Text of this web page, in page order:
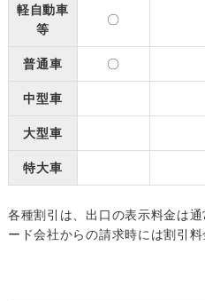
軽自動車
等
〇
普通車 〇
中型車
大型車
特大車
各種割引は、出口の表示料金は
ード会社からの請求時には割引